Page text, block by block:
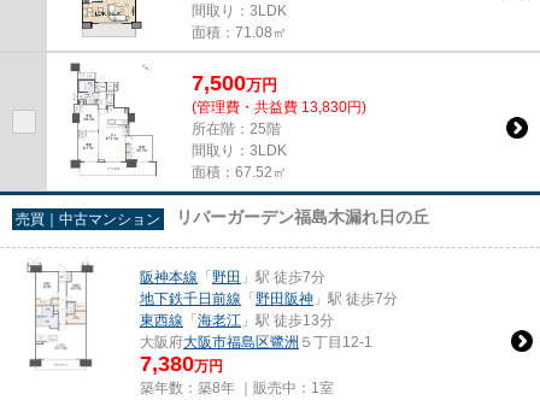
間取り：3LDK
面積：71.08㎡
7,500万円
(管理費・共益費 13,830円)
所在階：25階
間取り：3LDK
面積：67.52㎡
売買｜中古マンション リバーガーデン福島木漏れ日の丘
阪神本線 「 野田 」駅 徒歩7分
地下鉄千日前線 「 野田阪神 」駅 徒歩7分
東西線 「 海老江 」駅 徒歩13分
大阪府大阪市福島区鷺洲 ５丁目12-1
7,380万円
築年数：築8年 ｜販売中： 1室